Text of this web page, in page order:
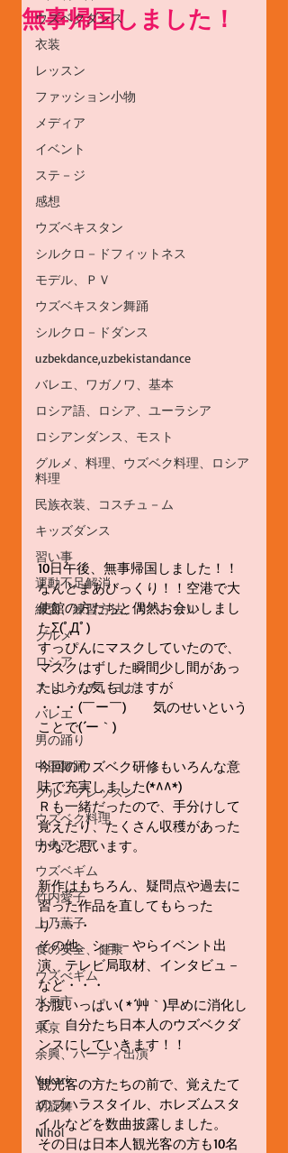
ウズベクダンス
衣装
レッスン
ファッション小物
メディア
イベント
ステ－ジ
感想
ウズベキスタン
シルクロ－ドフィットネス
モデル、ＰＶ
ウズベキスタン舞踊
シルクロ－ドダンス
uzbekdance,uzbekistandance
バレエ、ワガノワ、基本
ロシア語、ロシア、ユーラシア
ロシアンダンス、モスト
グルメ、料理、ウズベク料理、ロシア
料理
民族衣装、コスチュ－ム
キッズダンス
習い事
運動不足解消
練習、練習方法、リハ－サル
グルメ
ロシア
ストレッチ、ヨガ
バレエ
男の踊り
中国舞踊
グル－プレッスン
ウズベク料理
中央アジア
ウズベギム
竹内愛子
上乃薫子
食の安全、健康
ウズべギム
水戸市
東京
余興、パーティ出演
Yukari
胡旋舞
Nihol
無事帰国しました！
10日午後、無事帰国しました！！
なんとまあびっくり！！空港で大
使館の方たちと偶然お会いしまし
たΣ(ﾟДﾟ)
すっぴんにマスクしていたので、
マスクはずした瞬間少し間があっ
たような気もしますが
・・・(￣ー￣)　　気のせいという
ことで(´ー｀)
今回のウズベク研修もいろんな意
味で充実しました(*^^*)
Ｒも一緒だったので、手分けして
覚えたり、たくさん収穫があった
かなと思います。
新作はもちろん、疑問点や過去に
習った作品を直してもらった
り・・・
その他、ショ－やらイベント出
演、テレビ局取材、インタビュ－
など・・・
お腹いっぱい( *´艸｀)早めに消化し
て、自分たち日本人のウズベクダ
ンスにしていきます！！
観光客の方たちの前で、覚えたて
のブハラスタイル、ホレズムスタ
イルなどを数曲披露しました。
その日は日本人観光客の方も10名